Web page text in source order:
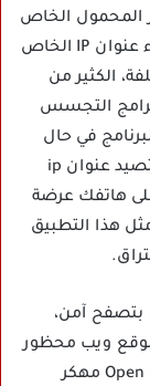
المحمول الخاص
بك أي فيروسات، إذا يقوم هذا التطبيق بإخفاء عنوان IP الخاص
الكثير من
التجسس
في حال
دخول المستخدمين إلى المواقع الإلكترونية بتصيد عنوان ip
هاتفك عرضة
هذا التطبيق
بتصفح آمن،
ويب محظور
من خلال تحميل تطبيق Open SSTP Client Mod Apk مهكر